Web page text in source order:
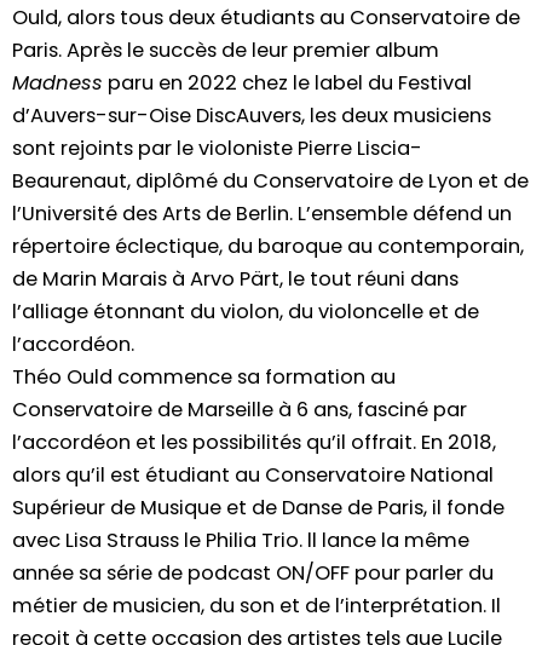
Ould, alors tous deux étudiants au Conservatoire de
Paris. Après le succès de leur premier album
Madness paru en 2022 chez le label du Festival
d’Auvers-sur-Oise DiscAuvers, les deux musiciens
sont rejoints par le violoniste Pierre Liscia-
Beaurenaut, diplômé du Conservatoire de Lyon et de
l’Université des Arts de Berlin. L’ensemble défend un
répertoire éclectique, du baroque au contemporain,
de Marin Marais à Arvo Pärt, le tout réuni dans
l’alliage étonnant du violon, du violoncelle et de
l’accordéon.
Théo Ould commence sa formation au
Conservatoire de Marseille à 6 ans, fasciné par
l’accordéon et les possibilités qu’il offrait. En 2018,
alors qu’il est étudiant au Conservatoire National
Supérieur de Musique et de Danse de Paris, il fonde
avec Lisa Strauss le Philia Trio. ll lance la même
année sa série de podcast ON/OFF pour parler du
métier de musicien, du son et de l’interprétation. Il
reçoit à cette occasion des artistes tels que Lucile